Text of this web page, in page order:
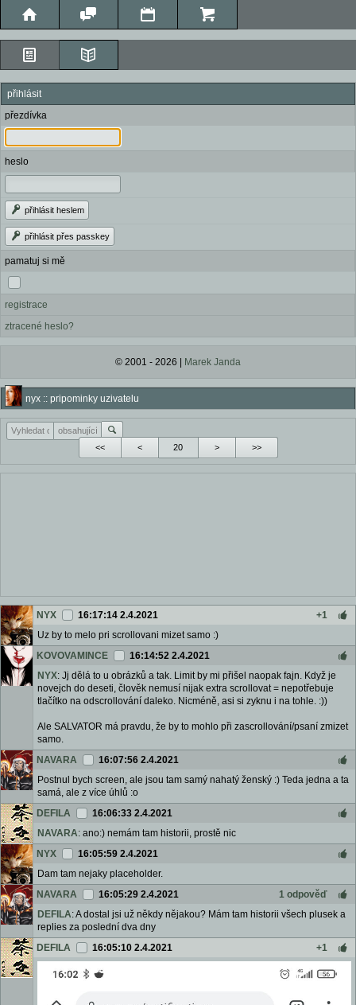
přihlásit
přezdívka
heslo
přihlásit heslem
přihlásit přes passkey
pamatuj si mě
registrace
ztracené heslo?
© 2001 - 2026 | Marek Janda
nyx :: pripominky uzivatelu
<< < > >>
NYX 16:17:14 2.4.2021
+1
Uz by to melo pri scrollovani mizet samo :)
KOVOVAMINCE
16:14:52 2.4.2021
NYX: Jj dělá to u obrázků a tak. Limit by mi přišel naopak fajn. Když je
novejch do deseti, člověk nemusí nijak extra scrollovat = nepotřebuje
tlačítko na odscrollování daleko. Nicméně, asi si zyknu i na tohle. :))
Ale SALVATOR má pravdu, že by to mohlo při zascrollování/psaní zmizet
samo.
NAVARA
16:07:56 2.4.2021
Postnul bych screen, ale jsou tam samý nahatý ženský :) Teda jedna a ta
samá, ale z více úhlů :o
DEFILA
16:06:33 2.4.2021
NAVARA: ano:) nemám tam historii, prostě nic
NYX
16:05:59 2.4.2021
Dam tam nejaky placeholder.
NAVARA
16:05:29 2.4.2021
1 odpověď
DEFILA: A dostal jsi už někdy nějakou? Mám tam historii všech plusek a
replies za poslední dva dny
DEFILA
16:05:10 2.4.2021 +1